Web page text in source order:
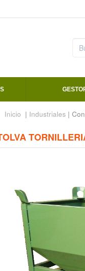
Inicio | Industriales |